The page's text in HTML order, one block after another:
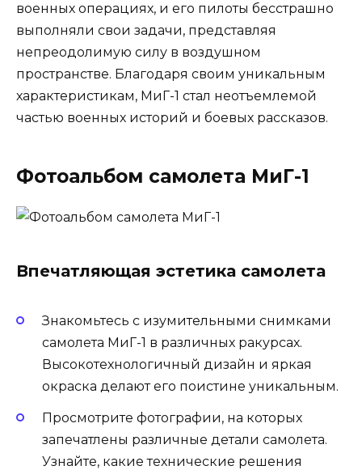
военных операциях, и его пилоты бесстрашно
выполняли свои задачи, представляя
непреодолимую силу в воздушном
пространстве. Благодаря своим уникальным
характеристикам, МиГ-1 стал неотъемлемой
частью военных историй и боевых рассказов.
Фотоальбом самолета МиГ-1
Впечатляющая эстетика самолета
Знакомьтесь с изумительными снимками
самолета МиГ-1 в различных ракурсах.
Высокотехнологичный дизайн и яркая
окраска делают его поистине уникальным.
Просмотрите фотографии, на которых
запечатлены различные детали самолета.
Узнайте, какие технические решения